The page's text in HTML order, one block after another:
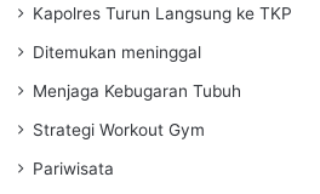
Kapolres Turun Langsung ke TKP
Ditemukan meninggal
Menjaga Kebugaran Tubuh
Strategi Workout Gym
Pariwisata